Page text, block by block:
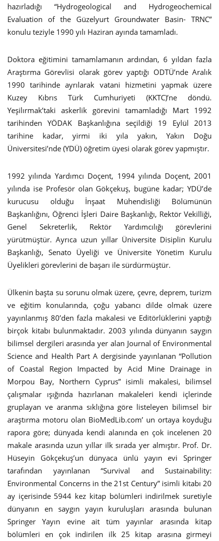
hazırladığı “Hydrogeological and Hydrogeochemical
Evaluation of the Güzelyurt Groundwater Basin- TRNC”
konulu teziyle 1990 yılı Haziran ayında tamamladı.
Doktora eğitimini tamamlamanın ardından, 6 yıldan fazla
Araştırma Görevlisi olarak görev yaptığı ODTÜ’nde Aralık
1990 tarihinde ayrılarak vatani hizmetini yapmak üzere
Kuzey Kıbrıs Türk Cumhuriyeti (KKTC)’ne döndü.
Yeşilırmak’taki askerlik görevini tamamladığı Mart 1992
tarihinden YÖDAK Başkanlığına seçildiği 19 Eylül 2013
tarihine kadar, yirmi iki yıla yakın, Yakın Doğu
Üniversitesi’nde (YDÜ) öğretim üyesi olarak görev yapmıştır.
1992 yılında Yardımcı Doçent, 1994 yılında Doçent, 2001
yılında ise Profesör olan Gökçekuş, bugüne kadar; YDÜ’de
kurucusu olduğu İnşaat Mühendisliği Bölümünün
Başkanlığını, Öğrenci İşleri Daire Başkanlığı, Rektör Vekilliği,
Genel Sekreterlik, Rektör Yardımcılığı görevlerini
yürütmüştür. Ayrıca uzun yıllar Üniversite Disiplin Kurulu
Başkanlığı, Senato Üyeliği ve Üniversite Yönetim Kurulu
Üyelikleri görevlerini de başarı ile sürdürmüştür.
Ülkenin başta su sorunu olmak üzere, çevre, deprem, turizm
ve eğitim konularında, çoğu yabancı dilde olmak üzere
yayınlanmış 80’den fazla makalesi ve Editörlüklerini yaptığı
birçok kitabı bulunmaktadır. 2003 yılında dünyanın saygın
bilimsel dergileri arasında yer alan Journal of Environmental
Science and Health Part A dergisinde yayınlanan “Pollution
of Coastal Region Impacted by Acid Mine Drainage in
Morpou Bay, Northern Cyprus” isimli makalesi, bilimsel
çalışmalar ışığında hazırlanan makaleleri kendi içlerinde
gruplayan ve aranma sıklığına göre listeleyen bilimsel bir
araştırma motoru olan BioMedLib.com’ un ortaya koyduğu
rapora göre; dünyada kendi alanında en çok incelenen 20
makale arasında uzun yıllar ilk sırada yer almıştır. Prof. Dr.
Hüseyin Gökçekuş’un dünyaca ünlü yayın evi Springer
tarafından yayınlanan “Survival and Sustainability:
Environmental Concerns in the 21st Century” isimli kitabı 20
ay içerisinde 5944 kez kitap bölümleri indirilmek suretiyle
dünyanın en saygın yayın kuruluşları arasında bulunan
Springer Yayın evine ait tüm yayınlar arasında kitap
bölümleri en çok indirilen ilk 25 kitap arasına girmeyi